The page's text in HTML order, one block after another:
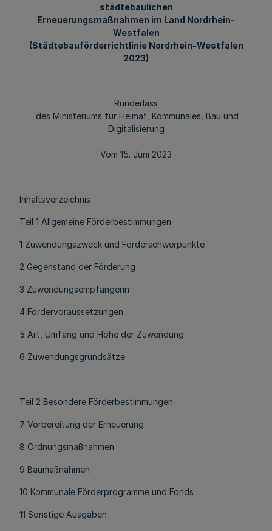
städtebaulichen
Erneuerungsmaßnahmen im Land Nordrhein-
Westfalen
(Städtebauförderrichtlinie Nordrhein-Westfalen
2023)
Runderlass
des Ministeriums für Heimat, Kommunales, Bau und
Digitalisierung
Vom 15. Juni 2023
Inhaltsverzeichnis
Teil 1 Allgemeine Förderbestimmungen
1 Zuwendungszweck und Förderschwerpunkte
2 Gegenstand der Förderung
3 Zuwendungsempfängerin
4 Fördervoraussetzungen
5 Art, Umfang und Höhe der Zuwendung
6 Zuwendungsgrundsätze
Teil 2 Besondere Förderbestimmungen
7 Vorbereitung der Erneuerung
8 Ordnungsmaßnahmen
9 Baumaßnahmen
10 Kommunale Förderprogramme und Fonds
11 Sonstige Ausgaben